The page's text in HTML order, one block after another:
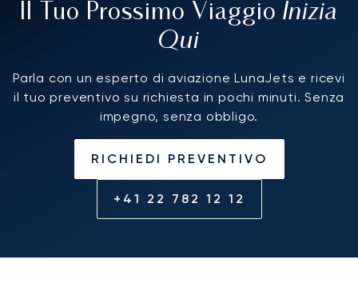
Il Tuo Prossimo Viaggio Inizia
Qui
Parla con un esperto di aviazione LunaJets e ricevi
il tuo preventivo su richiesta in pochi minuti. Senza
impegno, senza obbligo.
RICHIEDI PREVENTIVO
+41 22 782 12 12